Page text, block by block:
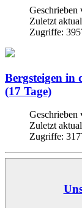
Geschrieben
Zuletzt
Zugriffe:
Bergsteigen in
(17 Tage)
Geschrieben
Zuletzt
Zugriffe: